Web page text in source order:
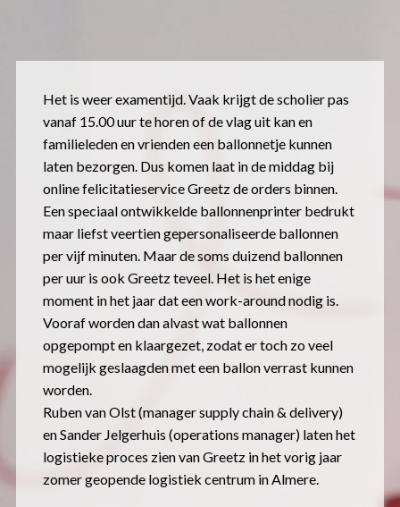
Het is weer examentijd. Vaak krijgt de scholier pas
vanaf 15.00 uur te horen of de vlag uit kan en
familieleden en vrienden een ballonnetje kunnen
laten bezorgen. Dus komen laat in de middag bij
online felicitatieservice Greetz de orders binnen.
Een speciaal ontwikkelde ballonnenprinter bedrukt
maar liefst veertien gepersonaliseerde ballonnen
per vijf minuten. Maar de soms duizend ballonnen
per uur is ook Greetz teveel. Het is het enige
moment in het jaar dat een work-around nodig is.
Vooraf worden dan alvast wat ballonnen
opgepompt en klaargezet, zodat er toch zo veel
mogelijk geslaagden met een ballon verrast kunnen
worden.
Ruben van Olst (manager supply chain & delivery)
en Sander Jelgerhuis (operations manager) laten het
logistieke proces zien van Greetz in het vorig jaar
zomer geopende logistiek centrum in Almere.